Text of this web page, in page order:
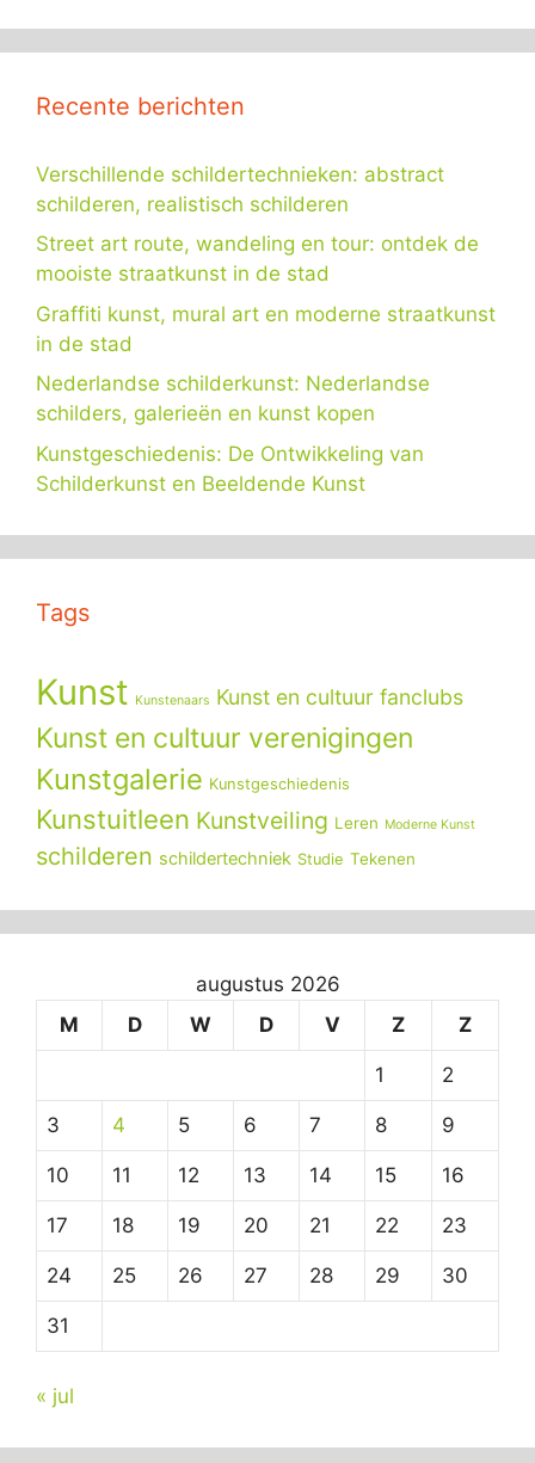
Recente berichten
Verschillende schildertechnieken: abstract
schilderen, realistisch schilderen
Street art route, wandeling en tour: ontdek de
mooiste straatkunst in de stad
Graffiti kunst, mural art en moderne straatkunst
in de stad
Nederlandse schilderkunst: Nederlandse
schilders, galerieën en kunst kopen
Kunstgeschiedenis: De Ontwikkeling van
Schilderkunst en Beeldende Kunst
Tags
Kunst Kunstenaars Kunst en cultuur fanclubs
Kunst en cultuur verenigingen
Kunstgalerie Kunstgeschiedenis
Kunstuitleen Kunstveiling Leren Moderne Kunst
schilderen schildertechniek Studie Tekenen
augustus 2026
M
D W D V Z Z
1 2
3 4 5 6 7 8 9
10 11 12 13 14 15 16
17 18 19 20 21 22 23
24 25 26 27 28 29 30
31
« jul